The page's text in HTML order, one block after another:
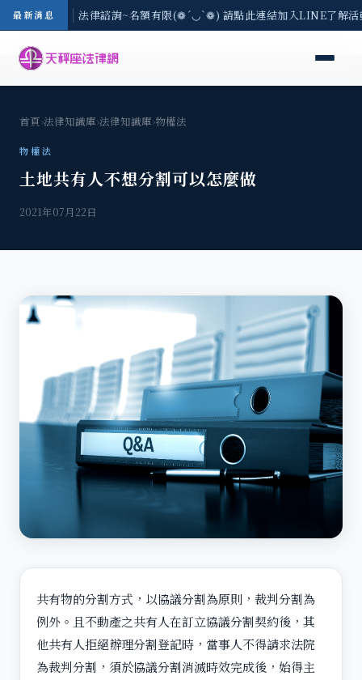
最新消息
一) 現場免費法律諮詢~名額有限(❁´◡`❁) 請點此連結加入LINE了解
首頁›法律知識庫›法律知識庫›物權法
物權法
土地共有人不想分割可以怎麼做
2021年07月22日
共有物的分割方式，以協議分割為原則，裁判分割為
例外。且不動產之共有人在訂立協議分割契約後，其
他共有人拒絕辦理分割登記時，當事人不得請求法院
為裁判分割，須於協議分割消滅時效完成後，始得主